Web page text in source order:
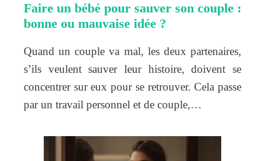
Faire un bébé pour sauver son couple :
bonne ou mauvaise idée ?
Quand un couple va mal, les deux partenaires,
s’ils veulent sauver leur histoire, doivent se
concentrer sur eux pour se retrouver. Cela passe
par un travail personnel et de couple,…